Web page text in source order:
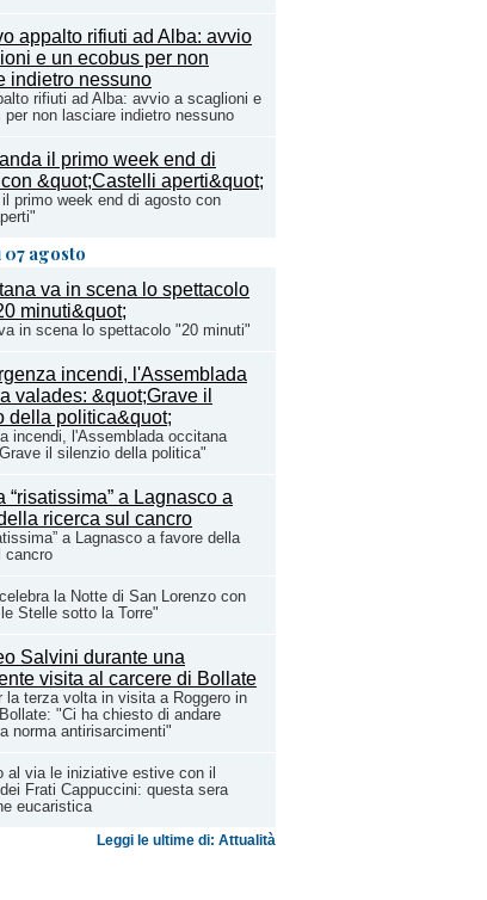
rifiuti ad Alba: avvio a scaglioni e
per non lasciare indietro nessuno
il primo week end di agosto con
agosto
in scena lo spettacolo "20 minuti"
incendi, l'Assemblada occitana
il silenzio della politica"
a Lagnasco a favore della
cancro
la Notte di San Lorenzo con
Stelle sotto la Torre"
la terza volta in visita a Roggero in
"Ci ha chiesto di andare
norma antirisarcimenti"
al via le iniziative estive con il
Frati Cappuccini: questa sera
eucaristica
Leggi le ultime di: Attualità